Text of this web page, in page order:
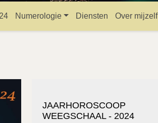
Numerologie Diensten Over mijzelf
JAARHOROSCOOP
WEEGSCHAAL - 2024